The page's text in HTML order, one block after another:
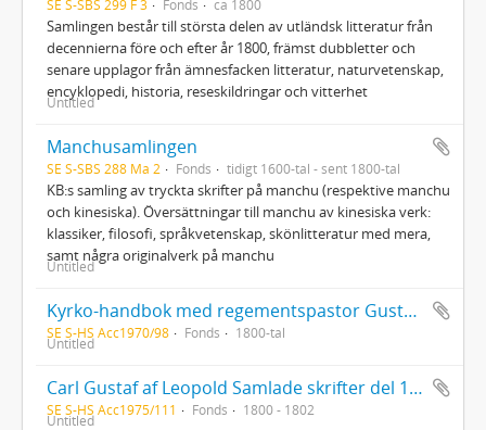
SE S-SBS 299 F 3 Fonds ca 1800
Samlingen består till största delen av utländsk litteratur från
decennierna före och efter år 1800, främst dubbletter och
senare upplagor från ämnesfacken litteratur, naturvetenskap,
encyklopedi, historia, reseskildringar och vitterhet
Untitled
Manchusamlingen
SE S-SBS 288 Ma 2 Fonds tidigt 1600-tal - sent 1800-tal
KB:s samling av tryckta skrifter på manchu (respektive manchu
och kinesiska). Översättningar till manchu av kinesiska verk:
klassiker, filosofi, språkvetenskap, skönlitteratur med mera,
samt några originalverk på manchu
Untitled
Kyrko-handbok med regementspastor Gustaf Påhlmans handskrivna tillägg
SE S-HS Acc1970/98 Fonds 1800-tal
Untitled
Carl Gustaf af Leopold Samlade skrifter del 1-3 [av 6]. Vol. 1 med dedikation till biskop (senare ärkebiskop) Jacob Axelsson Lindblom och ett inklistrat brev
SE S-HS Acc1975/111 Fonds 1800 - 1802
Untitled